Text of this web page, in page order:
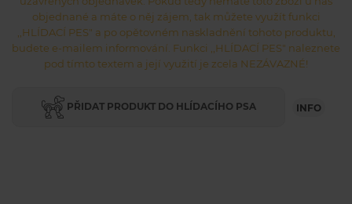
objednané a máte o něj zájem, tak můžete využít funkci
,,HLÍDACÍ PES" a po opětovném naskladnění tohoto produktu,
budete e-mailem informování. Funkci ,,HLÍDACÍ PES" naleznete
pod tímto textem a její využití je zcela NEZÁVAZNÉ!
PŘIDAT PRODUKT DO HLÍDACÍHO PSA INFO